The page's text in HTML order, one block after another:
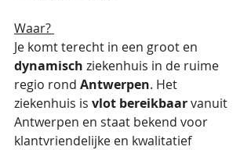
Waar?
Je komt terecht in een groot en
dynamisch ziekenhuis in de ruime
regio rond Antwerpen. Het
ziekenhuis is vlot bereikbaar vanuit
Antwerpen en staat bekend voor
klantvriendelijke en kwalitatief